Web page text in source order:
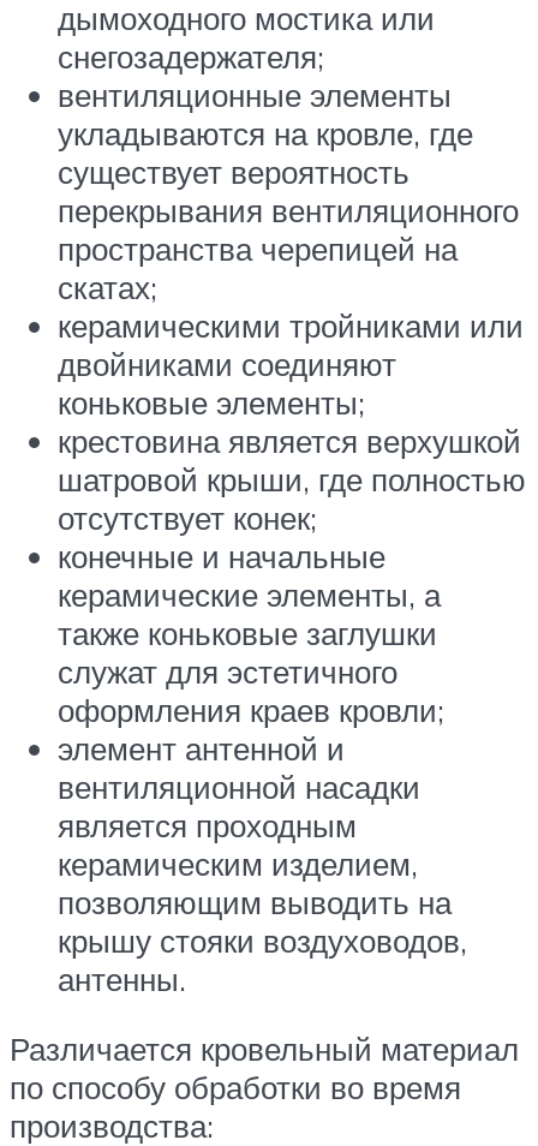
дымоходного мостика или
снегозадержателя;
вентиляционные элементы
укладываются на кровле, где
существует вероятность
перекрывания вентиляционного
пространства черепицей на
скатах;
керамическими тройниками или
двойниками соединяют
коньковые элементы;
крестовина является верхушкой
шатровой крыши, где полностью
отсутствует конек;
конечные и начальные
керамические элементы, а
также коньковые заглушки
служат для эстетичного
оформления краев кровли;
элемент антенной и
вентиляционной насадки
является проходным
керамическим изделием,
позволяющим выводить на
крышу стояки воздуховодов,
антенны.
Различается кровельный материал
по способу обработки во время
производства: